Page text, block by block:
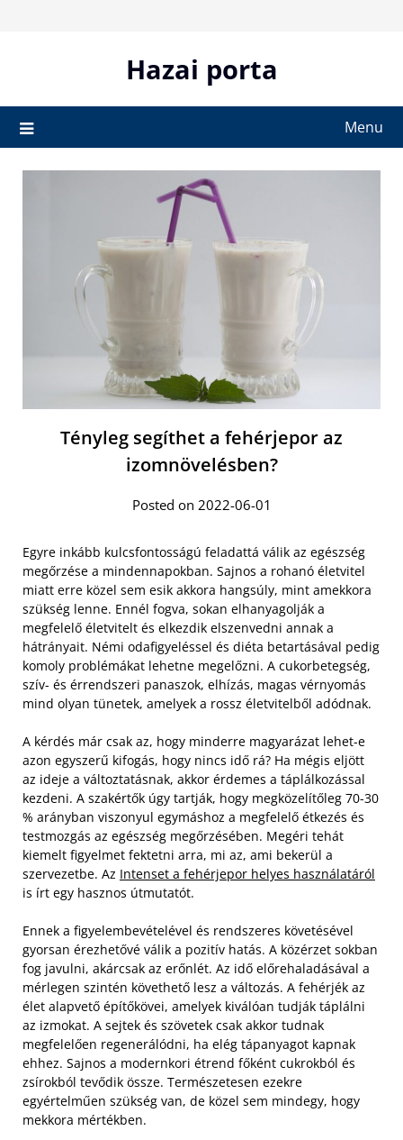
Hazai porta
Menu
Tényleg segíthet a fehérjepor az
izomnövelésben?
Posted on 2022-06-01
Egyre inkább kulcsfontosságú feladattá válik az egészség
megőrzése a mindennapokban. Sajnos a rohanó életvitel
miatt erre közel sem esik akkora hangsúly, mint amekkora
szükség lenne. Ennél fogva, sokan elhanyagolják a
megfelelő életvitelt és elkezdik elszenvedni annak a
hátrányait. Némi odafigyeléssel és diéta betartásával pedig
komoly problémákat lehetne megelőzni. A cukorbetegség,
szív- és érrendszeri panaszok, elhízás, magas vérnyomás
mind olyan tünetek, amelyek a rossz életvitelből adódnak.
A kérdés már csak az, hogy minderre magyarázat lehet-e
azon egyszerű kifogás, hogy nincs idő rá? Ha mégis eljött
az ideje a változtatásnak, akkor érdemes a táplálkozással
kezdeni. A szakértők úgy tartják, hogy megközelítőleg 70-30
% arányban viszonyul egymáshoz a megfelelő étkezés és
testmozgás az egészség megőrzésében. Megéri tehát
kiemelt figyelmet fektetni arra, mi az, ami bekerül a
szervezetbe. Az Intenset a fehérjepor helyes használatáról
is írt egy hasznos útmutatót.
Ennek a figyelembevételével és rendszeres követésével
gyorsan érezhetővé válik a pozitív hatás. A közérzet sokban
fog javulni, akárcsak az erőnlét. Az idő előrehaladásával a
mérlegen szintén követhető lesz a változás. A fehérjék az
élet alapvető építőkövei, amelyek kiválóan tudják táplálni
az izmokat. A sejtek és szövetek csak akkor tudnak
megfelelően regenerálódni, ha elég tápanyagot kapnak
ehhez. Sajnos a modernkori étrend főként cukrokból és
zsírokból tevődik össze. Természetesen ezekre
egyértelműen szükség van, de közel sem mindegy, hogy
mekkora mértékben.